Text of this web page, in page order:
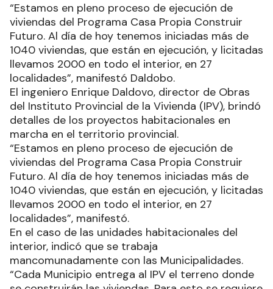
“Estamos en pleno proceso de ejecución de
viviendas del Programa Casa Propia Construir
Futuro. Al día de hoy tenemos iniciadas más de
1040 viviendas, que están en ejecución, y licitadas
llevamos 2000 en todo el interior, en 27
localidades”, manifestó Daldobo.
El ingeniero Enrique Daldovo, director de Obras
del Instituto Provincial de la Vivienda (IPV), brindó
detalles de los proyectos habitacionales en
marcha en el territorio provincial.
“Estamos en pleno proceso de ejecución de
viviendas del Programa Casa Propia Construir
Futuro. Al día de hoy tenemos iniciadas más de
1040 viviendas, que están en ejecución, y licitadas
llevamos 2000 en todo el interior, en 27
localidades”, manifestó.
En el caso de las unidades habitacionales del
interior, indicó que se trabaja
mancomunadamente con las Municipalidades.
“Cada Municipio entrega al IPV el terreno donde